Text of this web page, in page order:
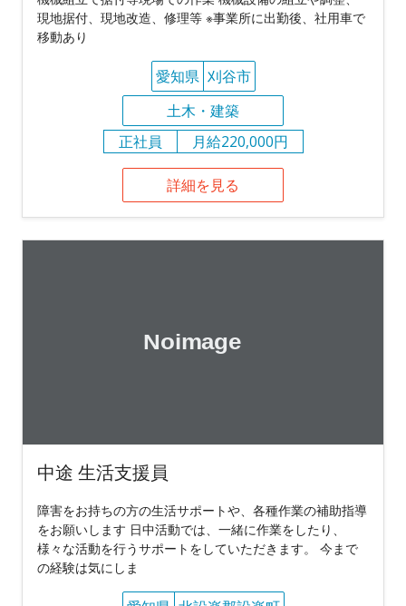
現地据付、現地改造、修理等 ※事業所に出勤後、社用車で
移動あり
愛知県 刈谷市
土木・建築
正社員
月給220,000円
詳細を見る
中途 生活支援員
障害をお持ちの方の生活サポートや、各種作業の補助指導
をお願いします 日中活動では、一緒に作業をしたり、
様々な活動を行うサポートをしていただきます。 今まで
の経験は気にしま